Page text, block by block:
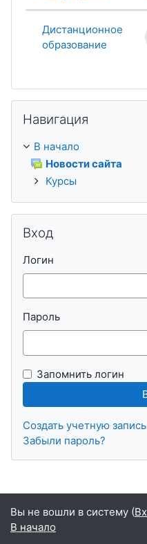
List of
Статус
Дистанционное
образование
Навигация
В начало
Новости сайта
Курсы
Вход
Логин
Пароль
Запомнить логин
Создать учетную запись
Забыли пароль?
Вы не вошли в систему (
В начало